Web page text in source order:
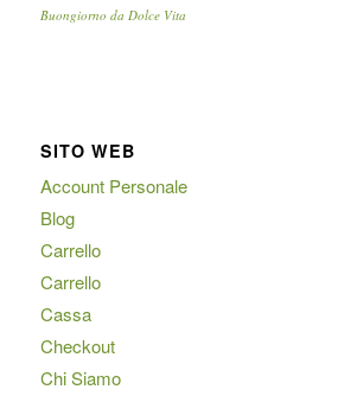
Buongiorno da Dolce Vita
SITO WEB
Account Personale
Blog
Carrello
Carrello
Cassa
Checkout
Chi Siamo